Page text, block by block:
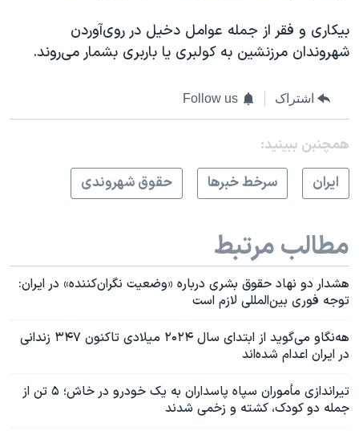
بیکاری و فقر از جمله عوامل دخیل در روی‌آوردن
شهروندان مرزنشین به کولبری یا باربری بشمار می‌روند.
اشتراک Follow us
همچنبن ببینید:
ايران
سرخط خبرها حقوق شهروندی
مطالب مرتبط
هشدار دو نهاد حقوق بشری درباره «وضعیت نگران‌کننده» در ایران:
توجه فوری بین‌المللی لازم است
هه‌نگاو می‌گوید از ابتدای سال ۲۰۲۴ میلادی تاکنون ۳۴۷ زندانی
در ایران اعدام شده‌اند
تیراندازی مأموران سپاه پاسداران به یک خودرو در خاش؛ ۵ تن از
جمله دو کودک، کشته و زخمی شدند